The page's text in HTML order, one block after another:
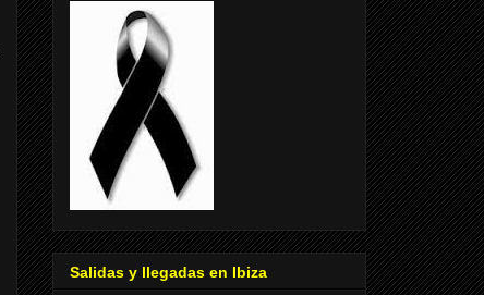
Salidas y llegadas en Ibiza